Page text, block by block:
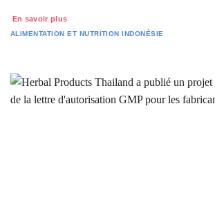
En savoir plus
ALIMENTATION ET NUTRITION INDONÉSIE